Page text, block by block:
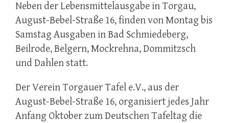
Neben der Lebensmittelausgabe in Torgau,
August-Bebel-Straße 16, finden von Montag bis
Samstag Ausgaben in Bad Schmiedeberg,
Beilrode, Belgern, Mockrehna, Dommitzsch
und Dahlen statt.
Der Verein Torgauer Tafel e.V., aus der
August-Bebel-Straße 16, organisiert jedes Jahr
Anfang Oktober zum Deutschen Tafeltag die